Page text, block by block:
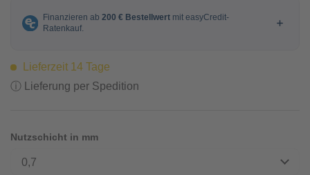
Lieferzeit 14 Tage
ⓘ Lieferung per Spedition
Nutzschicht in mm
0,7